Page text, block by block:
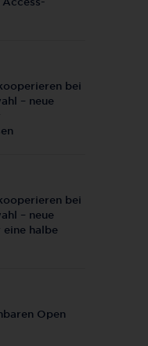
bei
– neue
bei
– neue
halbe
Open